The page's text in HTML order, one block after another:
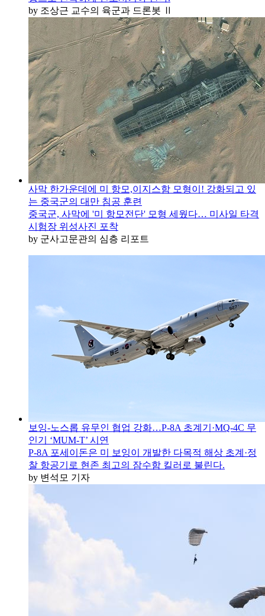
by 조상근 교수의 육군과 드론봇 Ⅱ
사막 한가운데에 미 항모,이지스함 모형이! 강화되고 있
는 중국군의 대만 침공 훈련
중국군, 사막에 '미 항모전단' 모형 세웠다… 미사일 타격
시험장 위성사진 포착
by 군사고문관의 심층 리포트
보잉-노스롭 유무인 협업 강화…P-8A 초계기·MQ-4C 무
인기 ‘MUM-T’ 시연
P-8A 포세이돈은 미 보잉이 개발한 다목적 해상 초계·정
찰 항공기로 현존 최고의 잠수함 킬러로 불린다.
by 변석모 기자